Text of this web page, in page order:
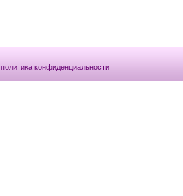
политика конфиденциальности